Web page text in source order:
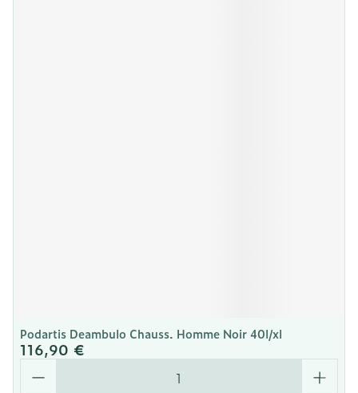
Podartis Deambulo Chauss. Homme Noir 40l/xl
116,90 €
Quantité